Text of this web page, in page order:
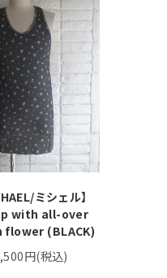
ミシェル】
with all-over
(BLACK)
円(税込)